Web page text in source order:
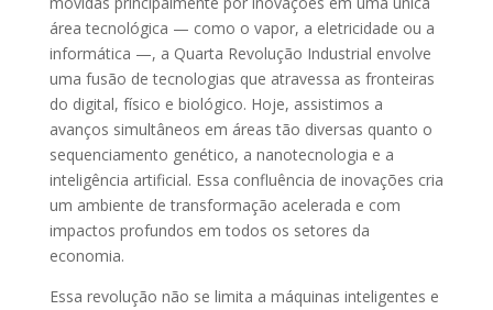
área tecnológica — como o vapor, a eletricidade ou a
informática —, a Quarta Revolução Industrial envolve
uma fusão de tecnologias que atravessa as fronteiras
do digital, físico e biológico. Hoje, assistimos a
avanços simultâneos em áreas tão diversas quanto o
sequenciamento genético, a nanotecnologia e a
inteligência artificial. Essa confluência de inovações cria
um ambiente de transformação acelerada e com
impactos profundos em todos os setores da
economia.
Essa revolução não se limita a máquinas inteligentes e